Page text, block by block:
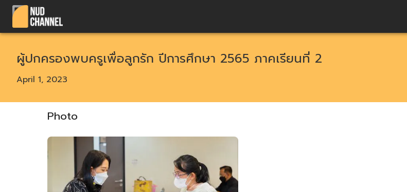
ผู้ปกครองพบครูเพื่อลูกรัก ปีการศึกษา 2565 ภาคเรียนที่ 2
April 1, 2023
Photo